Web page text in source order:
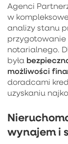
Agenci
w
analizy stanu
notarialnego.
była
możliwości
doradcami
uzyskaniu
wynajem i